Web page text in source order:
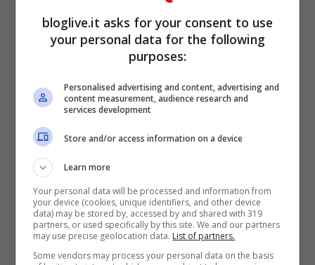
PoiNina
un genitore lascia che i figli commettano
errori, infatti a volte è bene che si brucino
le dita.
bloglive.it asks for your consent to use
your personal data for the following
purposes:
Personalised advertising and content, advertising and
content measurement, audience research and
services development
Store and/or access information on a device
Learn more
Your personal data will be processed and information from
your device (cookies, unique identifiers, and other device
data) may be stored by, accessed by and shared with 319
partners, or used specifically by this site. We and our partners
may use precise geolocation data. List of partners.
Some vendors may process your personal data on the basis